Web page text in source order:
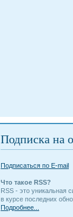
Подписка на
Подписаться по E-mail
Что такое RSS?
RSS - это уникальная
в курсе последних
Подробнее...